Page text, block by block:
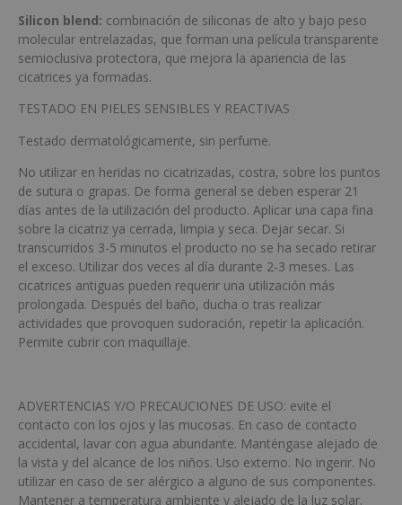
Silicon blend: combinación de siliconas de alto y bajo peso
molecular entrelazadas, que forman una película transparente
semioclusiva protectora, que mejora la apariencia de las
cicatrices ya formadas.
TESTADO EN PIELES SENSIBLES Y REACTIVAS
Testado dermatológicamente, sin perfume.
No utilizar en heridas no cicatrizadas, costra, sobre los puntos
de sutura o grapas. De forma general se deben esperar 21
días antes de la utilización del producto. Aplicar una capa fina
sobre la cicatriz ya cerrada, limpia y seca. Dejar secar. Si
transcurridos 3-5 minutos el producto no se ha secado retirar
el exceso. Utilizar dos veces al día durante 2-3 meses. Las
cicatrices antiguas pueden requerir una utilización más
prolongada. Después del baño, ducha o tras realizar
actividades que provoquen sudoración, repetir la aplicación.
Permite cubrir con maquillaje.
ADVERTENCIAS Y/O PRECAUCIONES DE USO: evite el
contacto con los ojos y las mucosas. En caso de contacto
accidental, lavar con agua abundante. Manténgase alejado de
la vista y del alcance de los niños. Uso externo. No ingerir. No
utilizar en caso de ser alérgico a alguno de sus componentes.
Mantener a temperatura ambiente y alejado de la luz solar.